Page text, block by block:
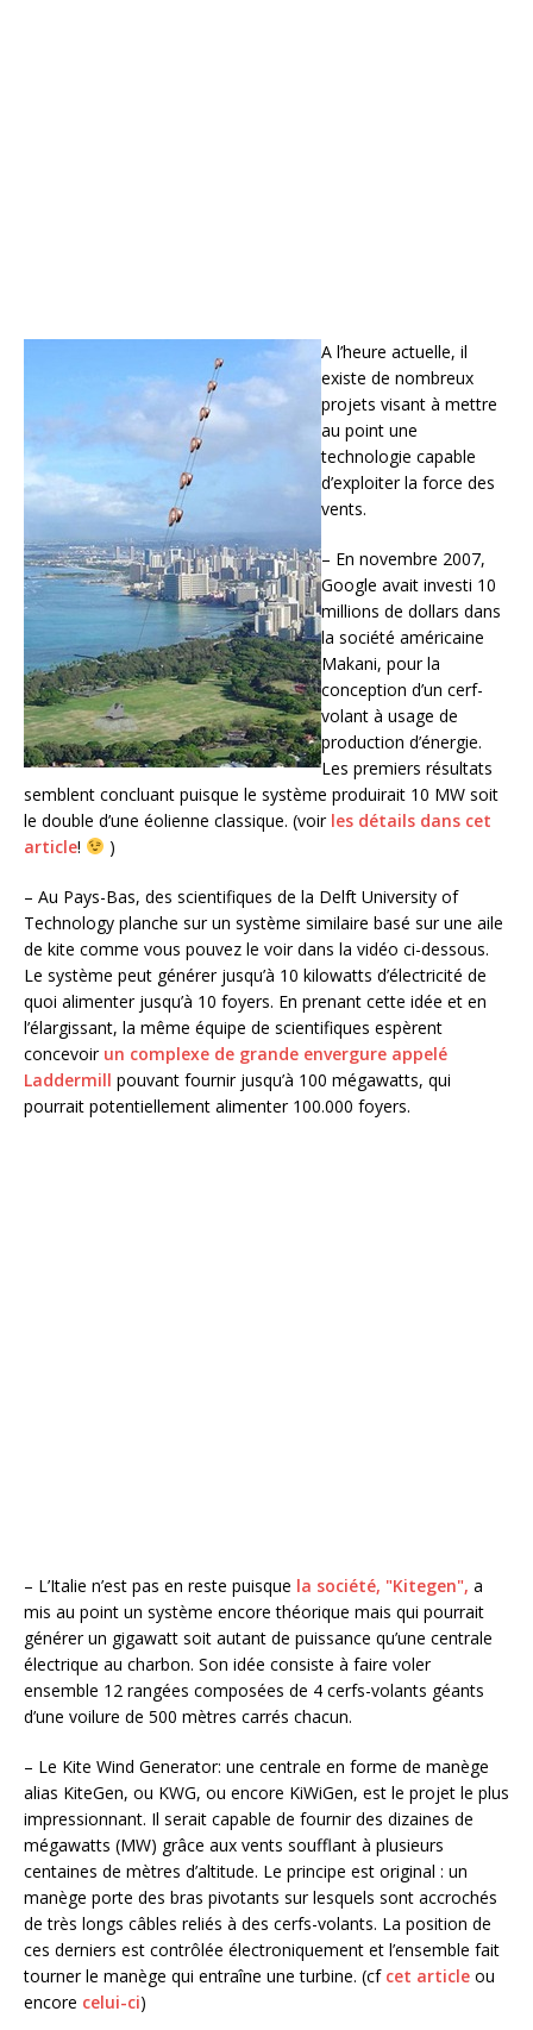
A l’heure actuelle, il
existe de nombreux
projets visant à mettre
au point une
technologie capable
d’exploiter la force des
vents.
– En novembre 2007,
Google avait investi 10
millions de dollars dans
la société américaine
Makani, pour la
conception d’un cerf-
volant à usage de
production d’énergie.
Les premiers résultats
semblent concluant puisque le système produirait 10 MW soit
le double d’une éolienne classique. (voir les détails dans cet
article! )
– Au Pays-Bas, des scientifiques de la Delft University of
Technology planche sur un système similaire basé sur une aile
de kite comme vous pouvez le voir dans la vidéo ci-dessous.
Le système peut générer jusqu’à 10 kilowatts d’électricité de
quoi alimenter jusqu’à 10 foyers. En prenant cette idée et en
l’élargissant, la même équipe de scientifiques espèrent
concevoir un complexe de grande envergure appelé
Laddermill pouvant fournir jusqu’à 100 mégawatts, qui
pourrait potentiellement alimenter 100.000 foyers.
– L’Italie n’est pas en reste puisque la société, "Kitegen", a
mis au point un système encore théorique mais qui pourrait
générer un gigawatt soit autant de puissance qu’une centrale
électrique au charbon. Son idée consiste à faire voler
ensemble 12 rangées composées de 4 cerfs-volants géants
d’une voilure de 500 mètres carrés chacun.
– Le Kite Wind Generator: une centrale en forme de manège
alias KiteGen, ou KWG, ou encore KiWiGen, est le projet le plus
impressionnant. Il serait capable de fournir des dizaines de
mégawatts (MW) grâce aux vents soufflant à plusieurs
centaines de mètres d’altitude. Le principe est original : un
manège porte des bras pivotants sur lesquels sont accrochés
de très longs câbles reliés à des cerfs-volants. La position de
ces derniers est contrôlée électroniquement et l’ensemble fait
tourner le manège qui entraîne une turbine. (cf cet article ou
encore celui-ci)